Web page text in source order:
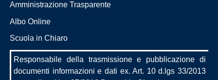
Amministrazione Trasparente
Albo Online
Scuola in Chiaro
Responsabile della trasmissione e pubblicazione di
documenti informazioni e dati ex. Art. 10 d.lgs 33/2013